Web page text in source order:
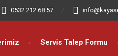
0532 212 68 57
Servis Talep Formu